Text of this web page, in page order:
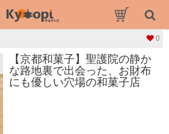
0
【京都和菓子】聖護院の静か
な路地裏で出会った、お財布
にも優しい穴場の和菓子店